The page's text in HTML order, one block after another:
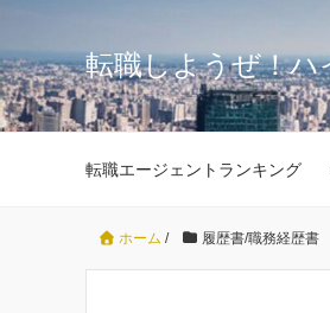
転職しようぜ！
転職エージェントランキング
ホーム / 履歴書/職務経歴書